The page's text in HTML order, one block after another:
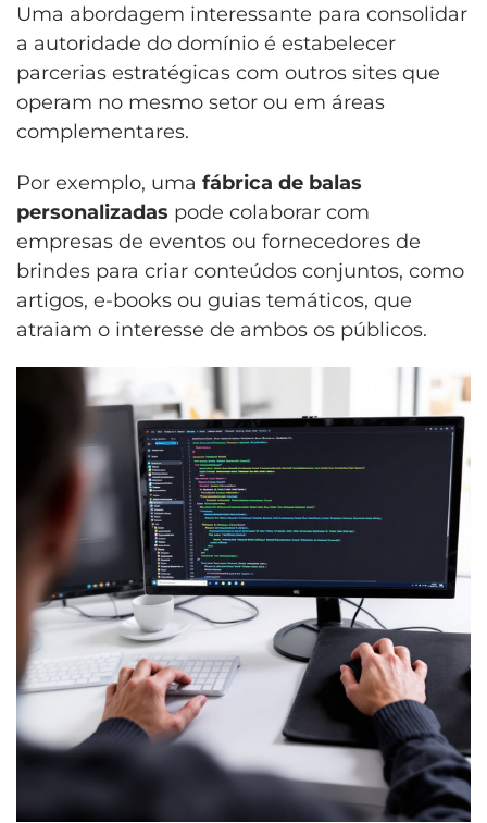
Uma abordagem interessante para consolidar
a autoridade do domínio é estabelecer
parcerias estratégicas com outros sites que
operam no mesmo setor ou em áreas
complementares.
Por exemplo, uma fábrica de balas
personalizadas pode colaborar com
empresas de eventos ou fornecedores de
brindes para criar conteúdos conjuntos, como
artigos, e-books ou guias temáticos, que
atraiam o interesse de ambos os públicos.